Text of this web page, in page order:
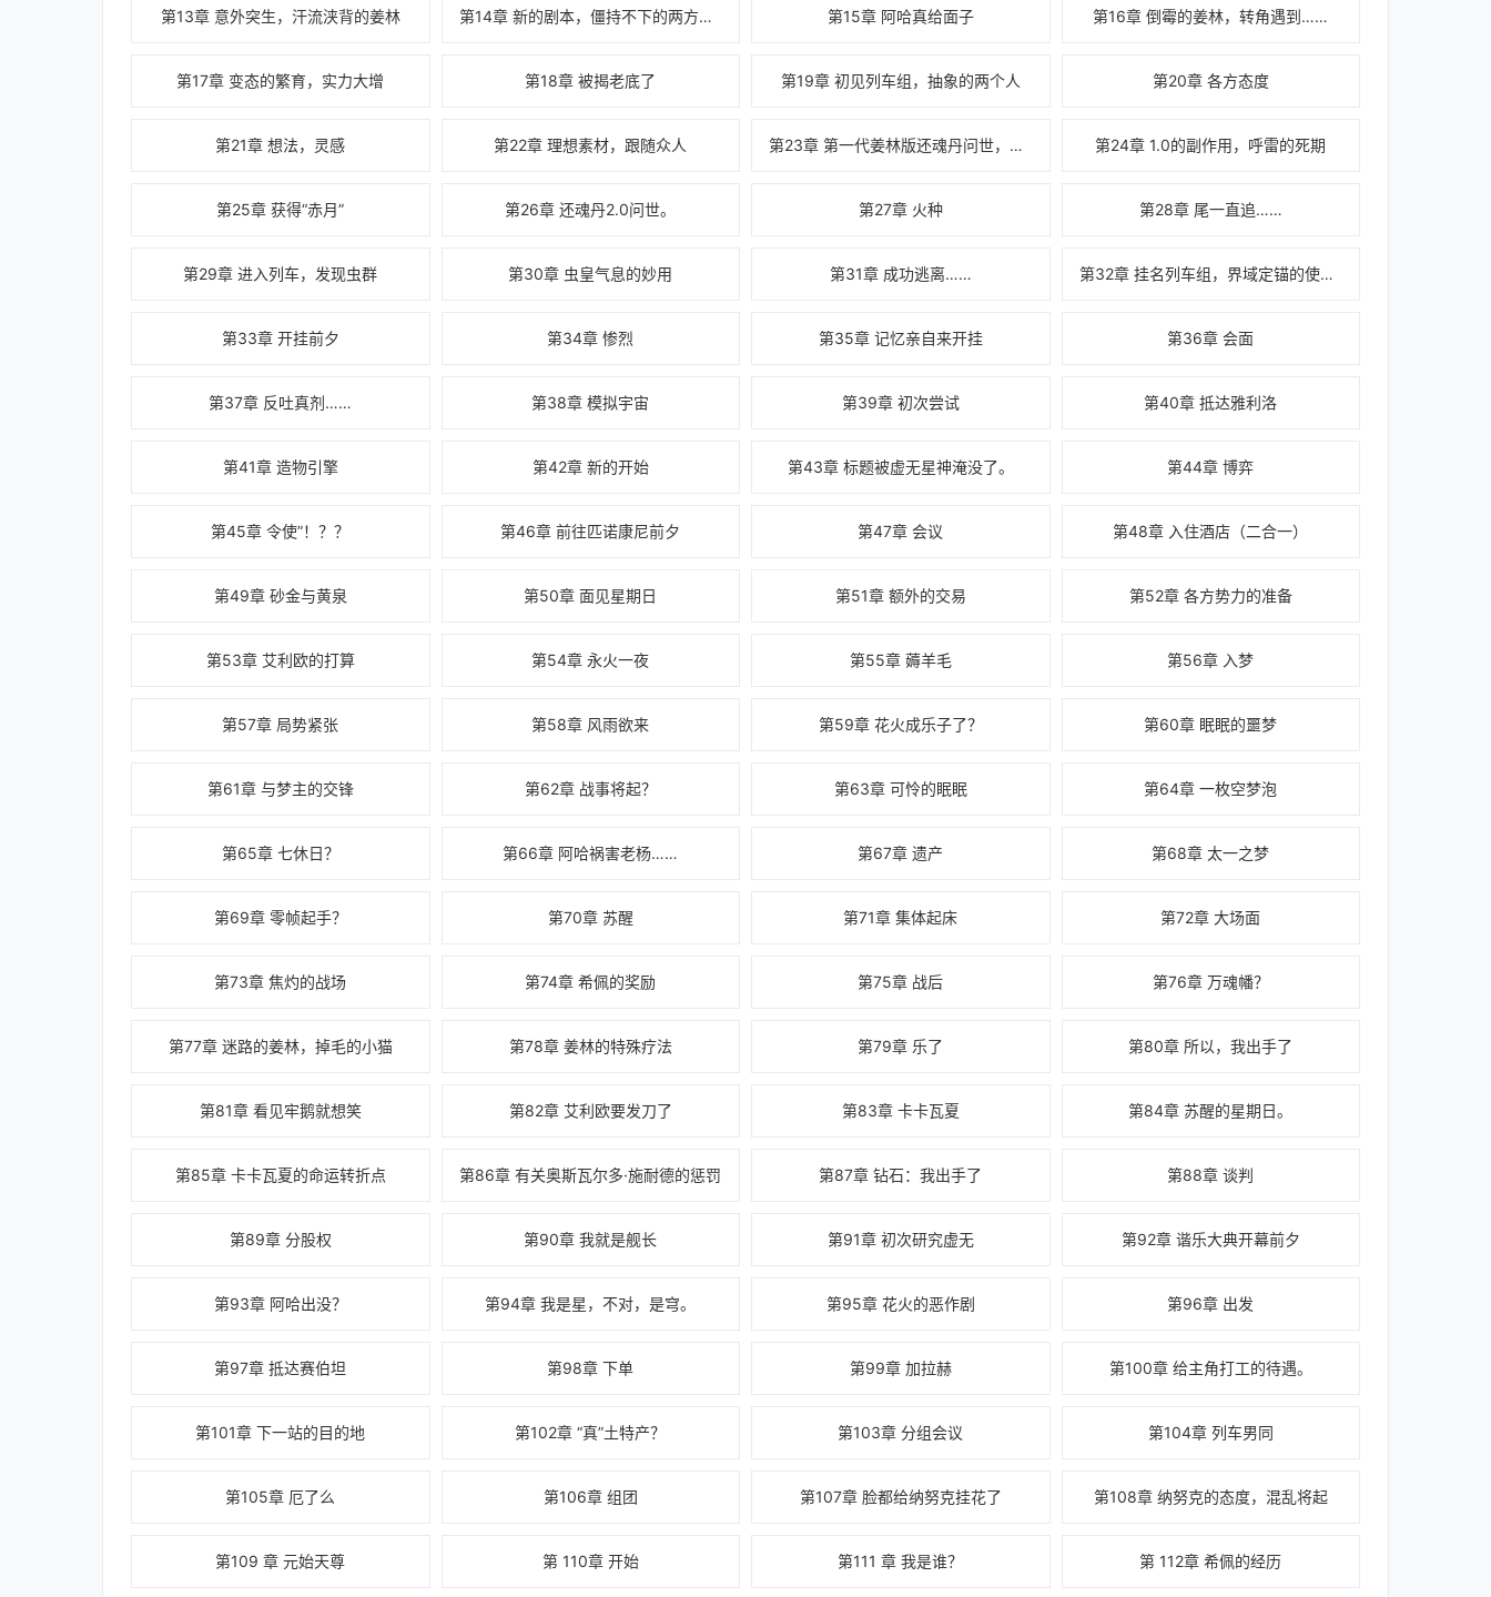
第13章 意外突生，汗流浃背的姜林 第14章 新的剧本，僵持不下的两方人马 第15章 阿哈真给面子 第16章 倒霉的姜林，转角遇到……
第17章 变态的繁育，实力大增 第18章 被揭老底了 第19章 初见列车组，抽象的两个人 第20章 各方态度
第21章 想法，灵感 第22章 理想素材，跟随众人 第23章 第一代姜林版还魂丹问世，惊讶的众人 第24章 1.0的副作用，呼雷的死期
第25章 获得“赤月” 第26章 还魂丹2.0问世。 第27章 火种 第28章 尾一直追……
第29章 进入列车，发现虫群 第30章 虫皇气息的妙用 第31章 成功逃离…… 第32章 挂名列车组，界域定锚的使用规则？
第33章 开挂前夕 第34章 惨烈 第35章 记忆亲自来开挂 第36章 会面
第37章 反吐真剂…… 第38章 模拟宇宙 第39章 初次尝试 第40章 抵达雅利洛
第41章 造物引擎 第42章 新的开始 第43章 标题被虚无星神淹没了。 第44章 博弈
第45章 令使”！？？ 第46章 前往匹诺康尼前夕 第47章 会议 第48章 入住酒店（二合一）
第49章 砂金与黄泉 第50章 面见星期日 第51章 额外的交易 第52章 各方势力的准备
第53章 艾利欧的打算 第54章 永火一夜 第55章 薅羊毛 第56章 入梦
第57章 局势紧张 第58章 风雨欲来 第59章 花火成乐子了？ 第60章 眠眠的噩梦
第61章 与梦主的交锋 第62章 战事将起？ 第63章 可怜的眠眠 第64章 一枚空梦泡
第65章 七休日？ 第66章 阿哈祸害老杨…… 第67章 遗产 第68章 太一之梦
第69章 零帧起手？ 第70章 苏醒 第71章 集体起床 第72章 大场面
第73章 焦灼的战场 第74章 希佩的奖励 第75章 战后 第76章 万魂幡？
第77章 迷路的姜林，掉毛的小猫 第78章 姜林的特殊疗法 第79章 乐了 第80章 所以，我出手了
第81章 看见牢鹅就想笑 第82章 艾利欧要发刀了 第83章 卡卡瓦夏 第84章 苏醒的星期日。
第85章 卡卡瓦夏的命运转折点 第86章 有关奥斯瓦尔多·施耐德的惩罚 第87章 钻石：我出手了 第88章 谈判
第89章 分股权 第90章 我就是舰长 第91章 初次研究虚无 第92章 谐乐大典开幕前夕
第93章 阿哈出没？ 第94章 我是星，不对，是穹。 第95章 花火的恶作剧 第96章 出发
第97章 抵达赛伯坦 第98章 下单 第99章 加拉赫 第100章 给主角打工的待遇。
第101章 下一站的目的地 第102章 “真”土特产？ 第103章 分组会议 第104章 列车男同
第105章 厄了么 第106章 组团 第107章 脸都给纳努克挂花了 第108章 纳努克的态度，混乱将起
第109 章 元始天尊 第 110章 开始 第111 章 我是谁？ 第 112章 希佩的经历